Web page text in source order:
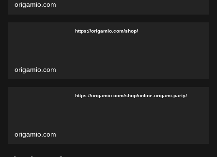
origamio.com
https://origamio.com/shop/
origamio.com
https://origamio.com/shop/online-origami-party/
origamio.com